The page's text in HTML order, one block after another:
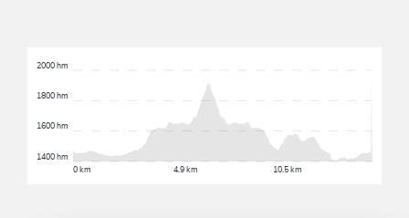
0 km 4.9 km 10.5 km
1400 hm
1600 hm
1800 hm
2000 hm